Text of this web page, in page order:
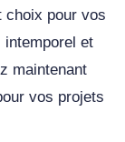
choix pour vos
intemporel et
maintenant
vos projets